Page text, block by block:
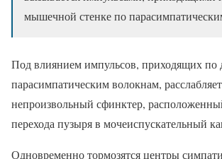
мышечной стенке по
Под влиянием импульсов, приходящих по
парасимпатическим волокнам,
непроизвольный сфинктер,
перехода пузыря в мочеиспускательный
Одновременно тормозятся центры